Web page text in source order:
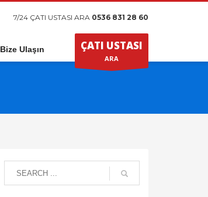
7/24 ÇATI USTASI ARA 0536 831 28 60
Bize Ulaşın ÇATI USTASI
ARA